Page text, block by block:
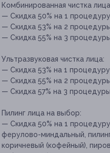
Комбинированная чистка
— Скидка 50% на 1
— Скидка 53% на 2
— Скидка 55% на 3
Ультразвуковая чистка лица:
— Скидка 53% на 1
— Скидка 55% на 2
— Скидка 57% на 3
Пилинг лица на выбор:
— Скидка 50% на 1
ферулово-миндальный,
коричневый (кофейный),